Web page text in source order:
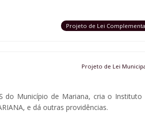
Projeto de Lei
Projeto de Lei
do Município de Mariana, cria o Instituto
e dá outras providências.